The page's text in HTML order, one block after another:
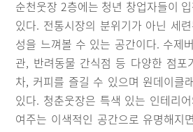
순천웃장 2층에는 청년 창업자들이 입
있다. 전통시장의 분위기가 아닌 세
성을 느껴볼 수 있는 공간이다. 수제
관, 반려동물 간식점 등 다양한 점포
차, 커피를 즐길 수 있으며 원데이클
있다. 청춘웃장은 특색 있는 인테리
여주는 이색적인 공간으로 유명해지